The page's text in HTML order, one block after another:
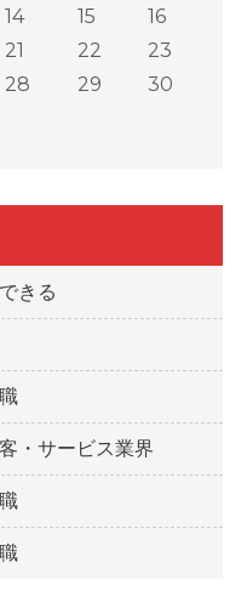
14 15
16
21 22
23
28 29
30
きる
・サービス業界